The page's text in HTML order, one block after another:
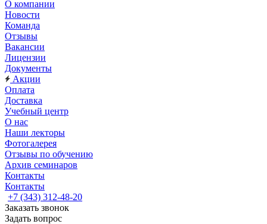
О компании
Новости
Команда
Отзывы
Вакансии
Лицензии
Документы
Акции
Оплата
Доставка
Учебный центр
О нас
Наши лекторы
Фотогалерея
Отзывы по обучению
Архив семинаров
Контакты
Контакты
+7 (343) 312-48-20
Заказать звонок
Задать вопрос